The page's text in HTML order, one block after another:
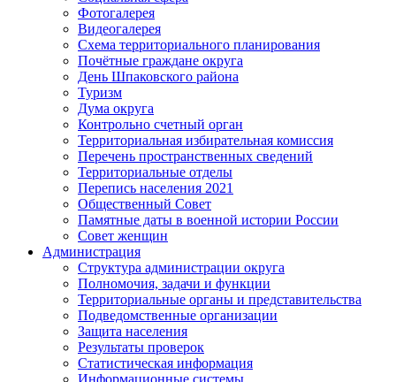
Фотогалерея
Видеогалерея
Схема территориального планирования
Почётные граждане округа
День Шпаковского района
Туризм
Дума округа
Контрольно счетный орган
Территориальная избирательная комиссия
Перечень пространственных сведений
Территориальные отделы
Перепись населения 2021
Общественный Совет
Памятные даты в военной истории России
Совет женщин
Администрация
Структура администрации округа
Полномочия, задачи и функции
Территориальные органы и представительства
Подведомственные организации
Защита населения
Результаты проверок
Статистическая информация
Информационные системы